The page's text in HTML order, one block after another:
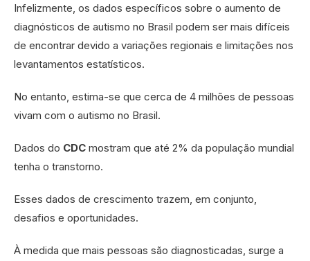
Infelizmente, os dados específicos sobre o aumento de
diagnósticos de autismo no Brasil podem ser mais difíceis
de encontrar devido a variações regionais e limitações nos
levantamentos estatísticos.
No entanto, estima-se que cerca de 4 milhões de pessoas
vivam com o autismo no Brasil.
Dados do CDC mostram que até 2% da população mundial
tenha o transtorno.
Esses dados de crescimento trazem, em conjunto,
desafios e oportunidades.
À medida que mais pessoas são diagnosticadas, surge a